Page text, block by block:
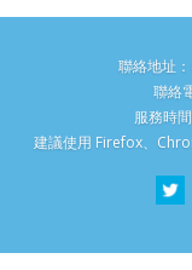
聯絡地址
聯絡
服務
建議使用 Firefox、